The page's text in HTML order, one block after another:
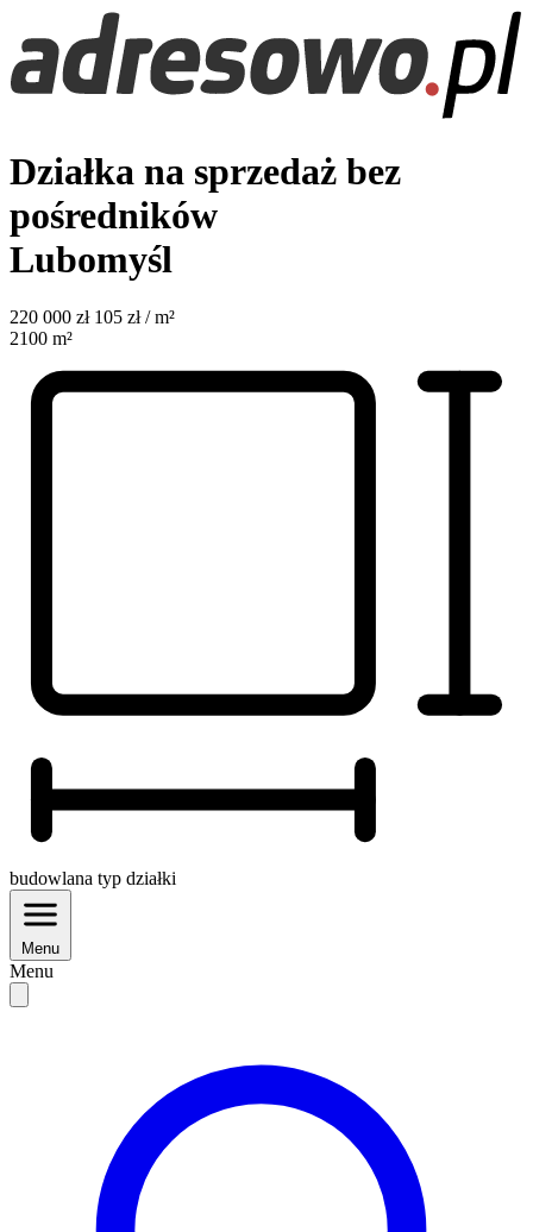
Działka na sprzedaż bez
pośredników
Lubomyśl
220 000 zł 105 zł / m²
2100 m²
budowlana typ działki
Menu
Menu